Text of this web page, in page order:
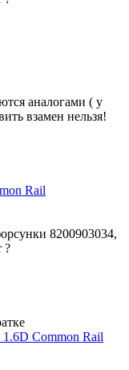
аналогами ( у
взамен нельзя!
Rail
8200903034,
?
1.6D Common Rail